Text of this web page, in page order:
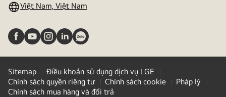
Việt Nam, Việt Nam
Sitemap
Điều khoản sử dụng dịch vụ LGE
Chính sách quyền riêng tư
Chính sách cookie
Pháp lý
Chính sách mua hàng và đổi trả